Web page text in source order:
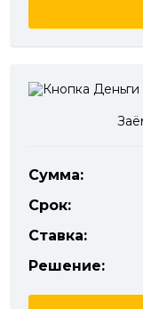
Сумма:
Срок:
Ставка:
Решение: